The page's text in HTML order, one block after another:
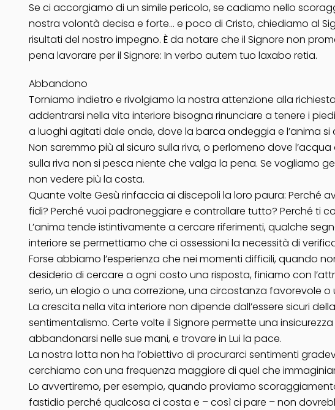
Se ci accorgiamo di un simile pericolo, se cadiamo nello
nostra volontà decisa e forte… e poco di Cristo, chiediamo al
risultati del nostro impegno. È da notare che il Signore non
pena lavorare per il Signore: In verbo autem tuo laxabo retia.
Abbandono
Torniamo indietro e rivolgiamo la nostra attenzione alla
addentrarsi nella vita interiore bisogna rinunciare a tenere i
a luoghi agitati dale onde, dove la barca ondeggia e l’anima
Non saremmo più al sicuro sulla riva, o perlomeno dove
sulla riva non si pesca niente che valga la pena. Se vogliamo
non vedere più la costa.
Quante volte Gesù rinfaccia ai discepoli la loro paura: Perché
fidi? Perché vuoi padroneggiare e controllare tutto? Perché ti
L’anima tende istintivamente a cercare riferimenti, qualche
interiore se permettiamo che ci ossessioni la necessità di
Forse abbiamo l’esperienza che nei momenti difficili, quando
desiderio di cercare a ogni costo una risposta, finiamo con
serio, un elogio o una correzione, una circostanza favorevole
La crescita nella vita interiore non dipende dall’essere sicuri
sentimentalismo. Certe volte il Signore permette una
abbandonarsi nelle sue mani, e trovare in Lui la pace.
La nostra lotta non ha l’obiettivo di procurarci sentimenti
cerchiamo con una frequenza maggiore di quel che
Lo avvertiremo, per esempio, quando proviamo
fastidio perché qualcosa ci costa e – così ci pare – non